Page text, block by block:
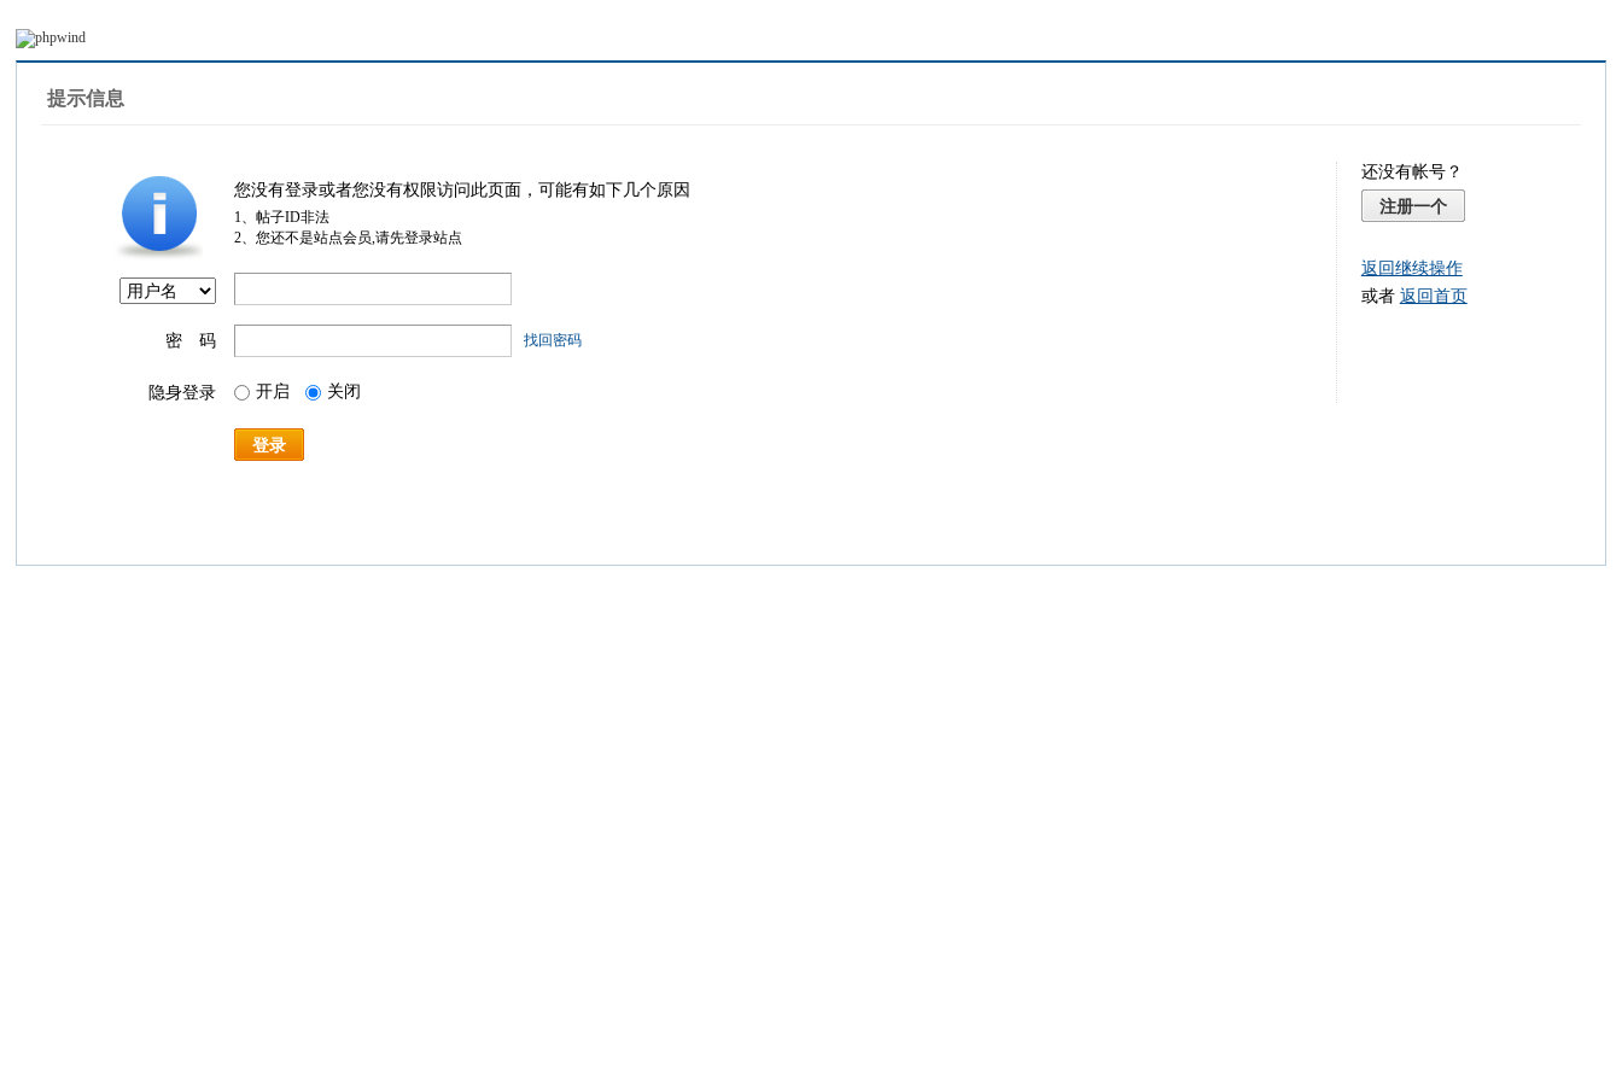
提示信息
您没有登录或者您没有权限访问此页面，可能有如下几个原因
1、帖子ID非法
2、您还不是站点会员,请先登录站点
密 码 找回密码
隐身登录 开启 关闭
登录
还没有帐号？
注册一个
返回继续操作
或者 返回首页